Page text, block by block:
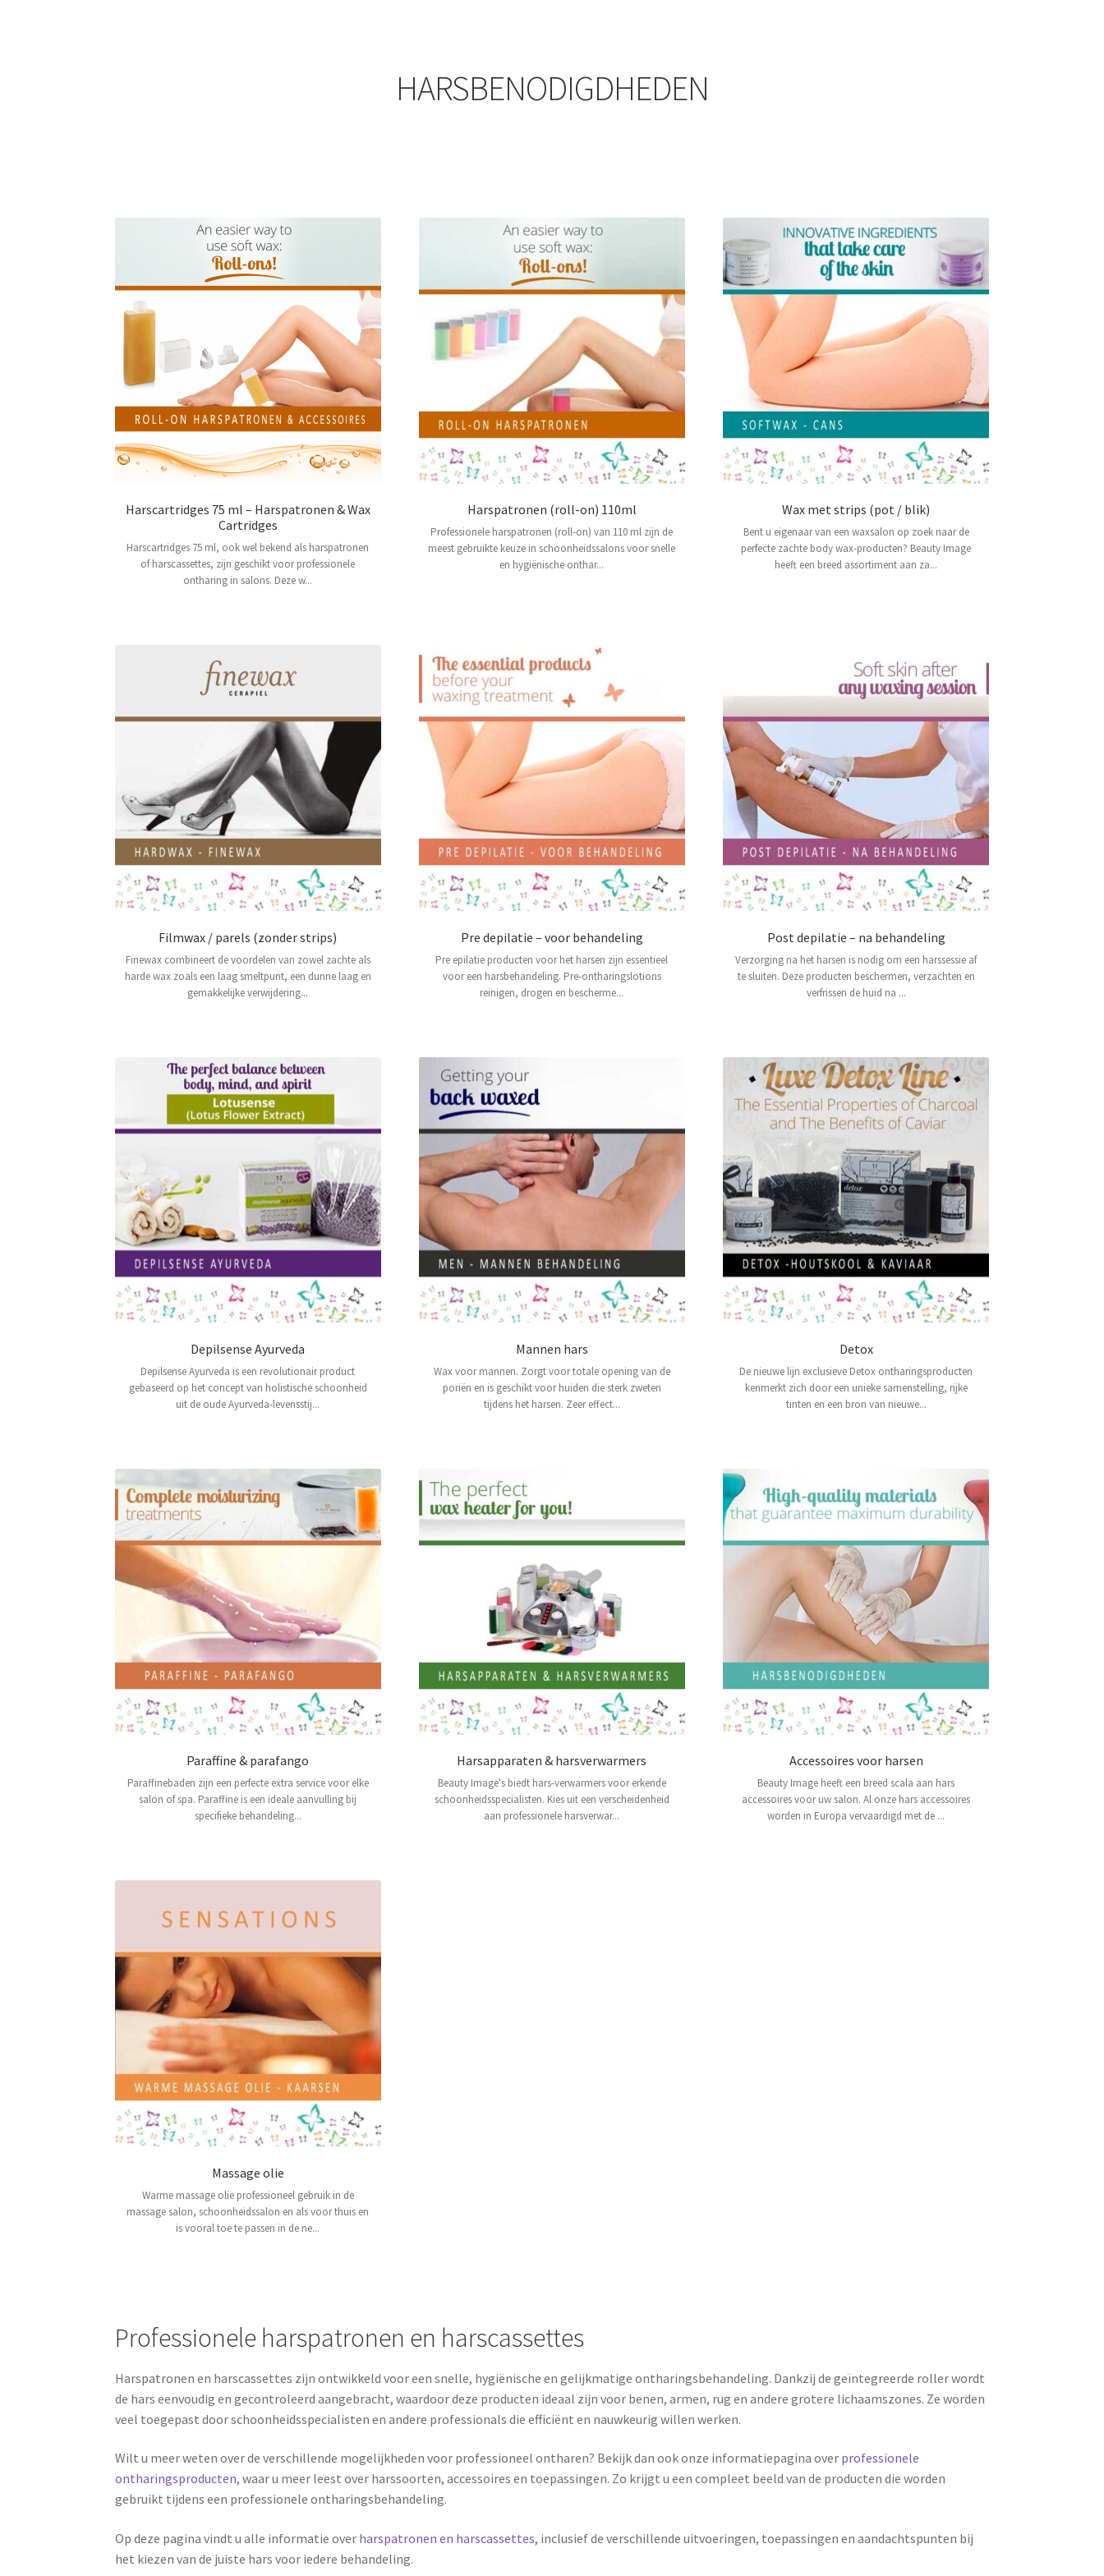
HARSBENODIGDHEDEN
Harscartridges 75 ml – Harspatronen & Wax
Cartridges
Harscartridges 75 ml, ook wel bekend als harspatronen
of harscassettes, zijn geschikt voor professionele
ontharing in salons. Deze w...
Harspatronen (roll-on) 110ml
Professionele harspatronen (roll-on) van 110 ml zijn de
meest gebruikte keuze in schoonheidssalons voor snelle
en hygiënische onthar...
Wax met strips (pot / blik)
Bent u eigenaar van een waxsalon op zoek naar de
perfecte zachte body wax-producten? Beauty Image
heeft een breed assortiment aan za...
Filmwax / parels (zonder strips)
Finewax combineert de voordelen van zowel zachte als
harde wax zoals een laag smeltpunt, een dunne laag en
gemakkelijke verwijdering...
Pre depilatie – voor behandeling
Pre epilatie producten voor het harsen zijn essentieel
voor een harsbehandeling. Pre-ontharingslotions
reinigen, drogen en bescherme...
Post depilatie – na behandeling
Verzorging na het harsen is nodig om een ​​harssessie af
te sluiten. Deze producten beschermen, verzachten en
verfrissen de huid na ...
Depilsense Ayurveda
Depilsense Ayurveda is een revolutionair product
gebaseerd op het concept van holistische schoonheid
uit de oude Ayurveda-levensstij...
Mannen hars
Wax voor mannen. Zorgt voor totale opening van de
poriën en is geschikt voor huiden die sterk zweten
tijdens het harsen. Zeer effect...
Detox
De nieuwe lijn exclusieve Detox ontharingsproducten
kenmerkt zich door een unieke samenstelling, rijke
tinten en een bron van nieuwe...
Paraffine & parafango
Paraffinebaden zijn een perfecte extra service voor elke
salon of spa. Paraffine is een ideale aanvulling bij
specifieke behandeling...
Harsapparaten & harsverwarmers
Beauty Image's biedt hars-verwarmers voor erkende
schoonheidsspecialisten. Kies uit een verscheidenheid
aan professionele harsverwar...
Accessoires voor harsen
Beauty Image heeft een breed scala aan hars
accessoires voor uw salon. Al onze hars accessoires
worden in Europa vervaardigd met de ...
Massage olie
Warme massage olie professioneel gebruik in de
massage salon, schoonheidssalon en als voor thuis en
is vooral toe te passen in de ne...
Professionele harspatronen en harscassettes
Harspatronen en harscassettes zijn ontwikkeld voor een snelle, hygiënische en gelijkmatige ontharingsbehandeling. Dankzij de geïntegreerde roller wordt
de hars eenvoudig en gecontroleerd aangebracht, waardoor deze producten ideaal zijn voor benen, armen, rug en andere grotere lichaamszones. Ze worden
veel toegepast door schoonheidsspecialisten en andere professionals die efficiënt en nauwkeurig willen werken.
Wilt u meer weten over de verschillende mogelijkheden voor professioneel ontharen? Bekijk dan ook onze informatiepagina over professionele
ontharingsproducten, waar u meer leest over harssoorten, accessoires en toepassingen. Zo krijgt u een compleet beeld van de producten die worden
gebruikt tijdens een professionele ontharingsbehandeling.
Op deze pagina vindt u alle informatie over harspatronen en harscassettes, inclusief de verschillende uitvoeringen, toepassingen en aandachtspunten bij
het kiezen van de juiste hars voor iedere behandeling.